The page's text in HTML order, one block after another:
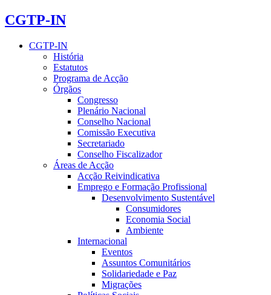
CGTP-IN
CGTP-IN
História
Estatutos
Programa de Acção
Órgãos
Congresso
Plenário Nacional
Conselho Nacional
Comissão Executiva
Secretariado
Conselho Fiscalizador
Áreas de Acção
Acção Reivindicativa
Emprego e Formação Profissional
Desenvolvimento Sustentável
Consumidores
Economia Social
Ambiente
Internacional
Eventos
Assuntos Comunitários
Solidariedade e Paz
Migrações